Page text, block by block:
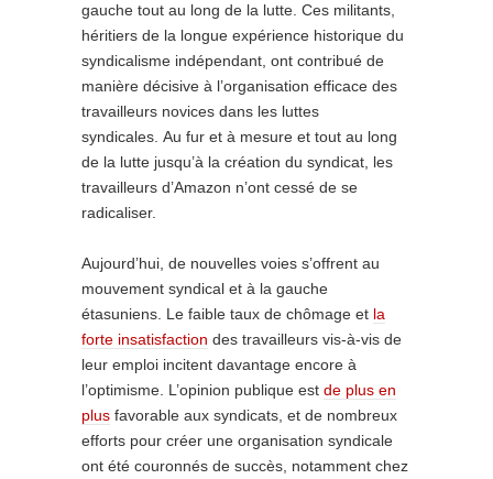
gauche tout au long de la lutte. Ces militants,
héritiers de la longue expérience historique du
syndicalisme indépendant, ont contribué de
manière décisive à l’organisation efficace des
travailleurs novices dans les luttes
syndicales. Au fur et à mesure et tout au long
de la lutte jusqu’à la création du syndicat, les
travailleurs d’Amazon n’ont cessé de se
radicaliser.
Aujourd’hui, de nouvelles voies s’offrent au
mouvement syndical et à la gauche
étasuniens. Le faible taux de chômage et la
forte insatisfaction des travailleurs vis-à-vis de
leur emploi incitent davantage encore à
l’optimisme. L’opinion publique est de plus en
plus favorable aux syndicats, et de nombreux
efforts pour créer une organisation syndicale
ont été couronnés de succès, notamment chez